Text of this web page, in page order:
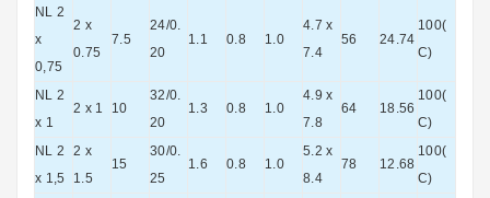
NL 2
x
0,75
2 x
0.75
7.5
24/0.
20
1.1 0.8 1.0
4.7 x
7.4
56 24.74
100(
C)
NL 2
x 1
2 x 1 10
32/0.
20
1.3 0.8 1.0
4.9 x
7.8
64 18.56
100(
C)
NL 2
x 1,5
2 x
1.5
15
30/0.
25
1.6 0.8 1.0
5.2 x
8.4
78 12.68
100(
C)